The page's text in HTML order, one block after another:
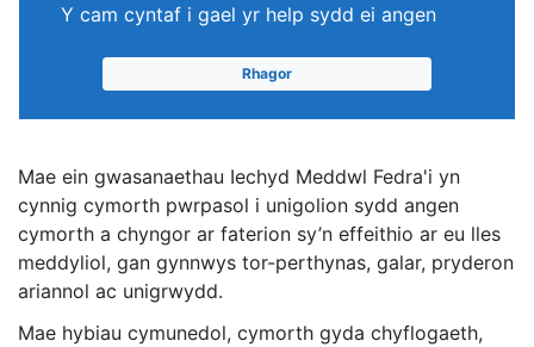
Y cam cyntaf i gael yr help sydd ei angen
Rhagor
Mae ein gwasanaethau Iechyd Meddwl Fedra'i yn
cynnig cymorth pwrpasol i unigolion sydd angen
cymorth a chyngor ar faterion sy’n effeithio ar eu lles
meddyliol, gan gynnwys tor-perthynas, galar, pryderon
ariannol ac unigrwydd.
Mae hybiau cymunedol, cymorth gyda chyflogaeth,